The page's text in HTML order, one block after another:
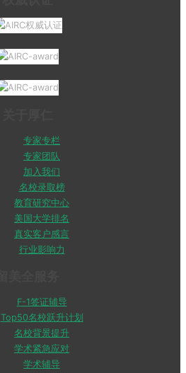
专家专栏
专家团队
加入我们
名校录取榜
教育研究中心
美国大学排名
真实客户感言
行业影响力
F-1签证辅导
Top50名校跃升计划
名校背景提升
学术紧急应对
学术辅导